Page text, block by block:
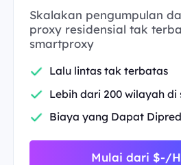
Skalakan pengumpulan
proxy residensial tak
smartproxy
Lalu lintas tak terbatas
Lebih dari 200 wilayah di
Biaya yang Dapat
Mulai dari $-/